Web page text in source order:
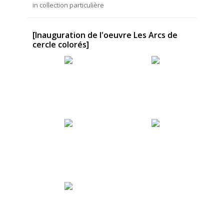
in collection particulière
[Inauguration de l'oeuvre Les Arcs de
cercle colorés]